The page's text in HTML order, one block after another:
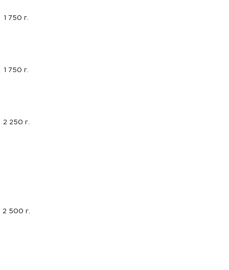
1 750 г.
1 750 г.
2 250 г.
2 500 г.